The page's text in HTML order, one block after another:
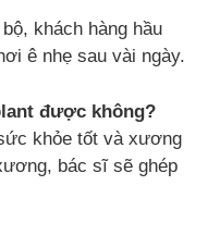
khách hàng hầu
ê nhẹ sau vài ngày.
được không?
khỏe tốt và xương
bác sĩ sẽ ghép